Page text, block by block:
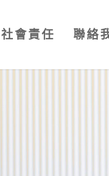
社會責任 聯絡